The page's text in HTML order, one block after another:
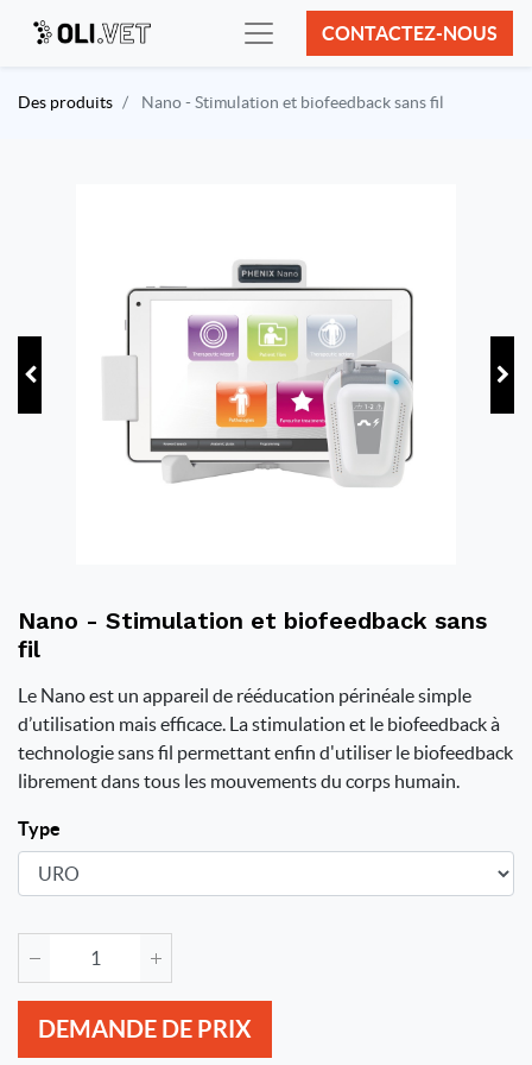
CONTACTEZ-NOUS
Des produits Nano - Stimulation et biofeedback sans fil
Nano - Stimulation et biofeedback sans
fil
Le Nano est un appareil de rééducation périnéale simple
d’utilisation mais efficace. La stimulation et le biofeedback à
technologie sans fil permettant enfin d'utiliser le biofeedback
librement dans tous les mouvements du corps humain.
Type
DEMANDE DE PRIX